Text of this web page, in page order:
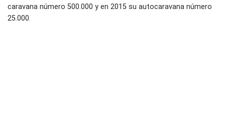
caravana número 500.000 y en 2015 su autocaravana número
25.000.